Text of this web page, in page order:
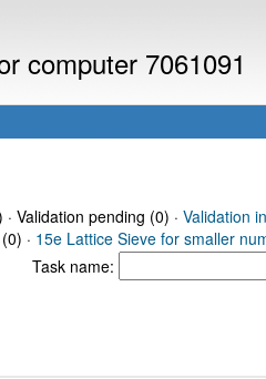
computer 7061091
Validation pending (0) · Validation
(0) · 15e Lattice Sieve for smaller
Task name: